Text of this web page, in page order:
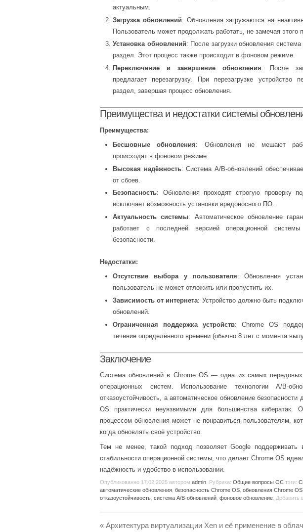
актуальным.
Загрузка обновлений: Обновления загружаются на
Пользователь может продолжать работать, не замечая этого
Установка обновлений: После загрузки обновления
раздел. Этот процесс также происходит в фоновом режиме.
Переключение и завершение обновления: После
предлагает перезагрузку. При перезагрузке устройство
раздел, завершая процесс обновления.
Преимущества и недостатки системы
Преимущества:
Бесшовные обновления: Обновления не мешают
происходят в фоновом режиме.
Высокая надёжность: Система A/B-обновлений
от сбоев.
Безопасность: Обновления проходят строгую проверку
исключает возможность установки вредоносного ПО.
Актуальность системы: Автоматическое обновление
работает с последней версией операционной
безопасности.
Недостатки:
Отсутствие выбора у пользователя: Обновления
пользователь не может отложить или пропустить их.
Зависимость от интернета: Устройство должно быть
обновлений.
Ограниченная поддержка устройств: Chrome OS
течение определённого времени (обычно 8 лет с момента
Заключение
Система обновлений в Chrome OS — одна из самых
операционных систем. Использование технологии A/B-
отказоустойчивость, а автоматическое обновление безопасности
OS практически неуязвимыми для большинства кибератак.
процессом обновления может не понравиться пользователям,
когда обновлять своё устройство.
Тем не менее, такой подход позволяет Google поддерживать
стабильности операционной системы, что делает Chrome OS
надёжность и удобство в использовании.
Опубликованно 17.02.2025 автором admin. Рубрика: Общие вопросы ОС тэги:
автоматические обновления, безопасность Chrome OS, обновления Chrome OS
отказоустойчивость, система A/B-обновлений, фоновое обновление. Добавить
« Архитектура виртуализации Xen и её применение в